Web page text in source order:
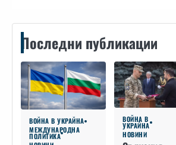
Последни публикации
ВОЙНА В УКРАЙНА
МЕЖДУНАРОДНА
ПОЛИТИКА
ВОЙНА В
УКРАЙНА
НОВИНИ